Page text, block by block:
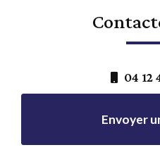
04 12
Envoyer